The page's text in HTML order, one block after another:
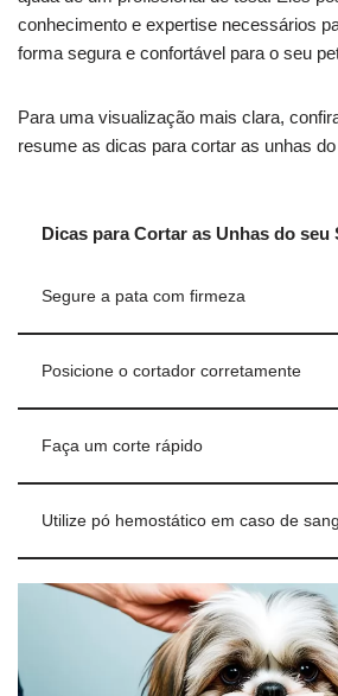
conhecimento e expertise necessários
forma segura e confortável para o seu
Para uma visualização mais clara,
resume as dicas para cortar as unhas
Dicas para Cortar as Unhas do seu
Segure a pata com firmeza
Posicione o cortador corretamente
Faça um corte rápido
Utilize pó hemostático em caso de